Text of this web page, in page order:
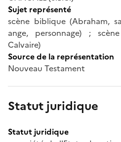
Sujet représenté
scène biblique (Abraham,
ange, personnage) ;
Calvaire)
Source de la représentation
Nouveau Testament
Statut juridique
Statut juridique